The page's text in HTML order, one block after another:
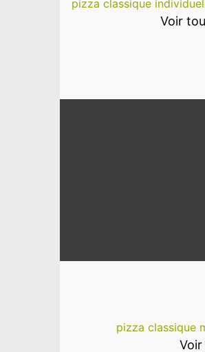
pizza classique
Voir
pizza classique